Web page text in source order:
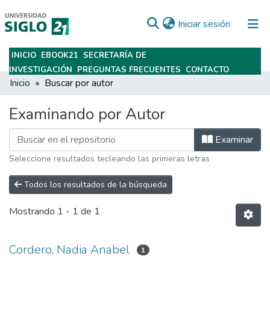
Iniciar sesión (current)
Subir
INICIO EBOOK21 SECRETARÍA DE
INVESTIGACIÓN PREGUNTAS FRECUENTES CONTACTO
Inicio Buscar por autor
Examinando por Autor
Examinar
Seleccione resultados tecleando las primeras letras
Todos los resultados de la búsqueda
Mostrando 1 - 1 de 1
Cordero, Nadia Anabel 1